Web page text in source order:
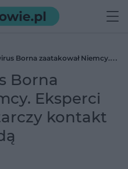
Borna zaatakował Niemcy.
z ziemią lub wodą
Borna
Eksperci
kontakt